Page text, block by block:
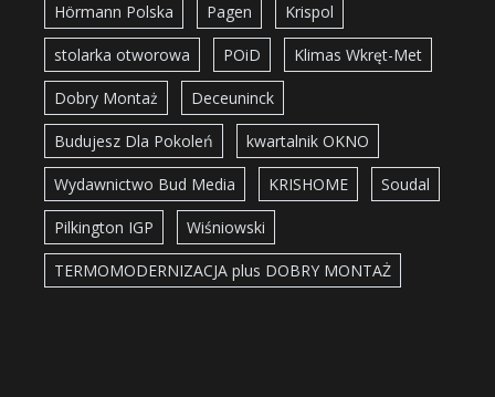
Hörmann Polska Pagen Krispol
stolarka otworowa POiD Klimas Wkręt-Met
Dobry Montaż Deceuninck
Budujesz Dla Pokoleń kwartalnik OKNO
Wydawnictwo Bud Media KRISHOME Soudal
Pilkington IGP Wiśniowski
TERMOMODERNIZACJA plus DOBRY MONTAŻ